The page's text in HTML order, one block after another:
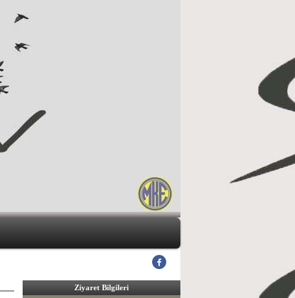
Ziyaret Bilgileri